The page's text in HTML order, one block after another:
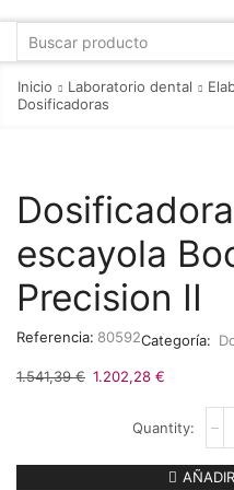
Inicio Laboratorio dental
Dosificadoras
escayola
Precision II
Referencia: 80592Categoría:
1.541,39€ 1.202,28 €